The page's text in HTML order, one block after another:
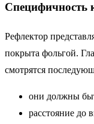
Специфичность
Рефлектор
покрыта фольгой.
смотрятся
они должны
расстояние до